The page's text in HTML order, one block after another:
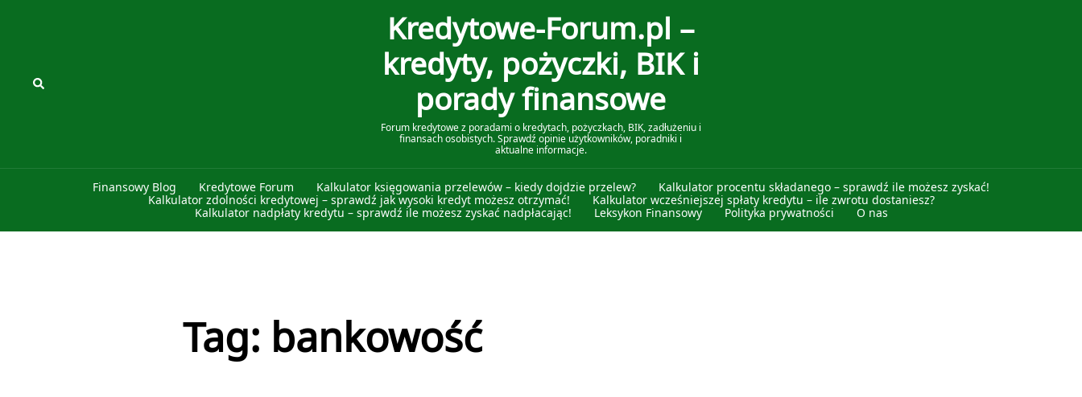
Szukaj
Kredytowe-Forum.pl –
kredyty, pożyczki, BIK i
porady finansowe
Forum kredytowe z poradami o kredytach, pożyczkach, BIK, zadłużeniu i
finansach osobistych. Sprawdź opinie użytkowników, poradniki i
aktualne informacje.
Finansowy Blog Kredytowe Forum Kalkulator księgowania przelewów – kiedy dojdzie przelew?
Kalkulator procentu składanego – sprawdź ile możesz zyskać!
Kalkulator zdolności kredytowej – sprawdź jak wysoki kredyt możesz otrzymać!
Kalkulator wcześniejszej spłaty kredytu – ile zwrotu dostaniesz?
Kalkulator nadpłaty kredytu – sprawdź ile możesz zyskać nadpłacając!
Leksykon Finansowy Polityka prywatności O nas
Tag: bankowość